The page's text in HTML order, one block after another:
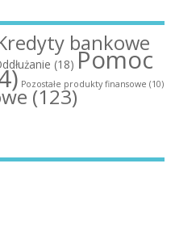
bankowe
(18) Pomoc
Pozostałe produkty finansowe (10)
(123)